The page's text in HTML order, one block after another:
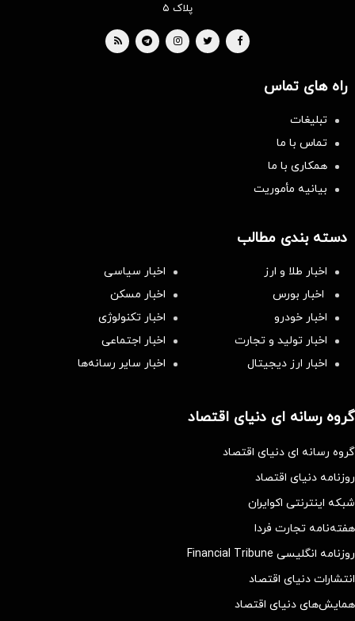
پلاک ۵
راه های تماس
تبلیغات
تماس با ما
همکاری با ما
بیانیه مأموریت
دسته بندی مطالب
اخبار طلا و ارز
اخبار سیاسی
اخبار بورس
اخبار مسکن
اخبار خودرو
اخبار تکنولوژی
اخبار تولید و تجارت
اخبار اجتماعی
اخبار ارز دیجیتال
اخبار سایر رسانه‌‌ها
گروه رسانه ای دنیای اقتصاد
گروه رسانه ای دنیای اقتصاد
روزنامه دنیای اقتصاد
شبکه اینترنتی اکوایران
هفته‌نامه تجارت فردا
روزنامه انگلیسی Financial Tribune
انتشارات دنیای اقتصاد
همایش‌های دنیای اقتصاد